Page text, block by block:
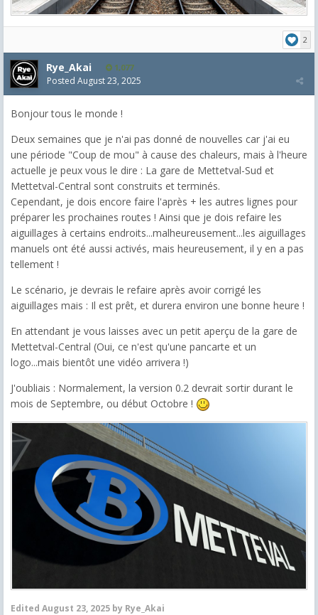
2
Rye_Akai 1,077
Posted August 23, 2025
Bonjour tous le monde !
Deux semaines que je n'ai pas donné de nouvelles car j'ai eu
une période "Coup de mou" à cause des chaleurs, mais à l'heure
actuelle je peux vous le dire : La gare de Mettetval-Sud et
Mettetval-Central sont construits et terminés.
Cependant, je dois encore faire l'après + les autres lignes pour
préparer les prochaines routes ! Ainsi que je dois refaire les
aiguillages à certains endroits...malheureusement...les aiguillages
manuels ont été aussi activés, mais heureusement, il y en a pas
tellement !
Le scénario, je devrais le refaire après avoir corrigé les
aiguillages mais : Il est prêt, et durera environ une bonne heure !
En attendant je vous laisses avec un petit aperçu de la gare de
Mettetval-Central (Oui, ce n'est qu'une pancarte et un
logo...mais bientôt une vidéo arrivera !)
J'oubliais : Normalement, la version 0.2 devrait sortir durant le
mois de Septembre, ou début Octobre !
Edited August 23, 2025 by Rye_Akai